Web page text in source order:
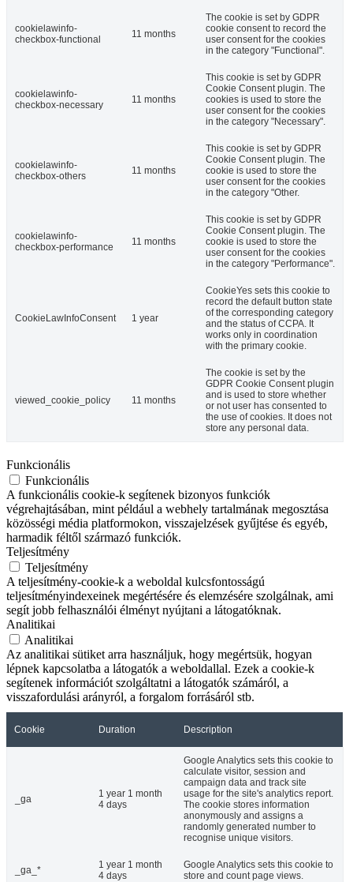
cookielawinfo-
checkbox-functional
11 months
The cookie is set by GDPR
cookie consent to record the
user consent for the cookies
in the category "Functional".
cookielawinfo-
checkbox-necessary
11 months
This cookie is set by GDPR
Cookie Consent plugin. The
cookies is used to store the
user consent for the cookies
in the category "Necessary".
cookielawinfo-
checkbox-others
11 months
This cookie is set by GDPR
Cookie Consent plugin. The
cookie is used to store the
user consent for the cookies
in the category "Other.
cookielawinfo-
checkbox-performance
11 months
This cookie is set by GDPR
Cookie Consent plugin. The
cookie is used to store the
user consent for the cookies
in the category "Performance".
CookieLawInfoConsent 1 year
CookieYes sets this cookie to
record the default button state
of the corresponding category
and the status of CCPA. It
works only in coordination
with the primary cookie.
viewed_cookie_policy 11 months
The cookie is set by the
GDPR Cookie Consent plugin
and is used to store whether
or not user has consented to
the use of cookies. It does not
store any personal data.
Funkcionális
Funkcionális
A funkcionális cookie-k segítenek bizonyos funkciók
végrehajtásában, mint például a webhely tartalmának megosztása
közösségi média platformokon, visszajelzések gyűjtése és egyéb,
harmadik féltől származó funkciók.
Teljesítmény
Teljesítmény
A teljesítmény-cookie-k a weboldal kulcsfontosságú
teljesítményindexeinek megértésére és elemzésére szolgálnak, ami
segít jobb felhasználói élményt nyújtani a látogatóknak.
Analitikai
Analitikai
Az analitikai sütiket arra használjuk, hogy megértsük, hogyan
lépnek kapcsolatba a látogatók a weboldallal. Ezek a cookie-k
segítenek információt szolgáltatni a látogatók számáról, a
visszafordulási arányról, a forgalom forrásáról stb.
Cookie Duration Description
_ga
1 year 1 month
4 days
Google Analytics sets this cookie to
calculate visitor, session and
campaign data and track site
usage for the site's analytics report.
The cookie stores information
anonymously and assigns a
randomly generated number to
recognise unique visitors.
_ga_*
1 year 1 month
4 days
Google Analytics sets this cookie to
store and count page views.